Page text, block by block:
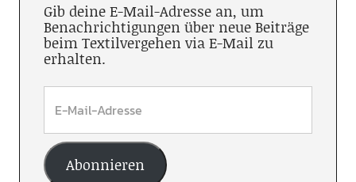
Gib deine E-Mail-Adresse an, um
Benachrichtigungen über neue Beiträge
beim Textilvergehen via E-Mail zu
erhalten.
Abonnieren